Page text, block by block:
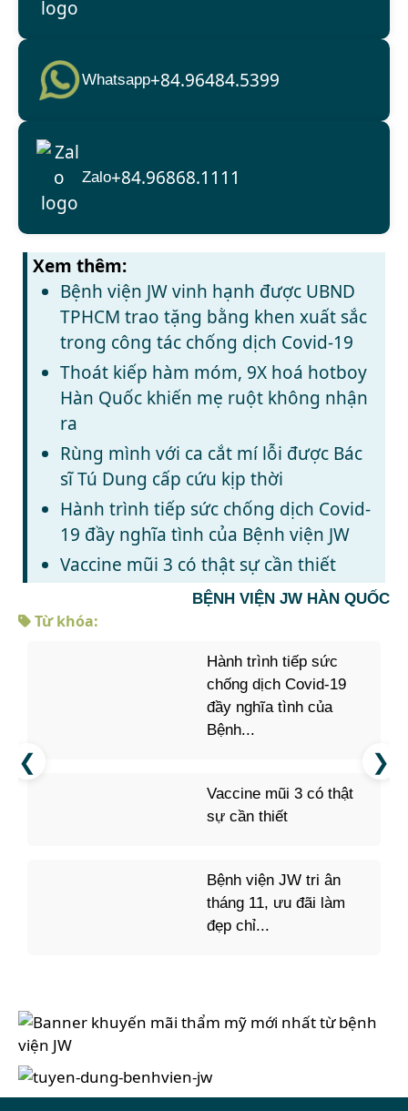
Whatsapp+84.96484.5399
Zalo+84.96868.1111
Xem thêm:
Bệnh viện JW vinh hạnh được UBND
TPHCM trao tặng bằng khen xuất sắc
trong công tác chống dịch Covid-19
Thoát kiếp hàm móm, 9X hoá hotboy
Hàn Quốc khiến mẹ ruột không nhận
ra
Rùng mình với ca cắt mí lỗi được Bác
sĩ Tú Dung cấp cứu kịp thời
Hành trình tiếp sức chống dịch Covid-
19 đầy nghĩa tình của Bệnh viện JW
Vaccine mũi 3 có thật sự cần thiết
BỆNH VIỆN JW HÀN QUỐC
Từ khóa:
Hành trình tiếp sức
chống dịch Covid-19
đầy nghĩa tình của
Bệnh...
Vaccine mũi 3 có thật
sự cần thiết
Bệnh viện JW tri ân
tháng 11, ưu đãi làm
đẹp chỉ...